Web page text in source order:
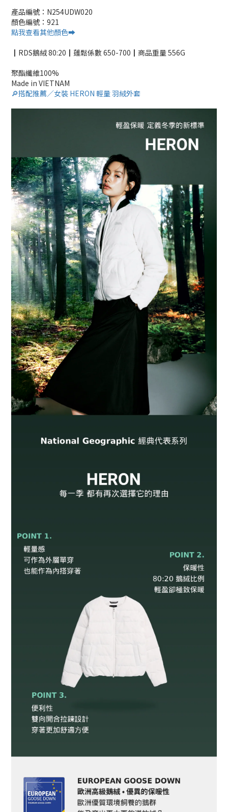
產品編號：N254UDW020
顏色編號：921
點我查看其他顏色➡️
┃RDS鵝絨 80:20┃蓬鬆係數 650-700┃商品重量 556G
聚酯纖維100%
Made in VIETNAM
🔎搭配推薦／女裝 HERON 輕量 羽絨外套